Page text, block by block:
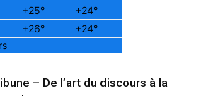
+25° +24°
+26° +24°
– De l’art du discours à la